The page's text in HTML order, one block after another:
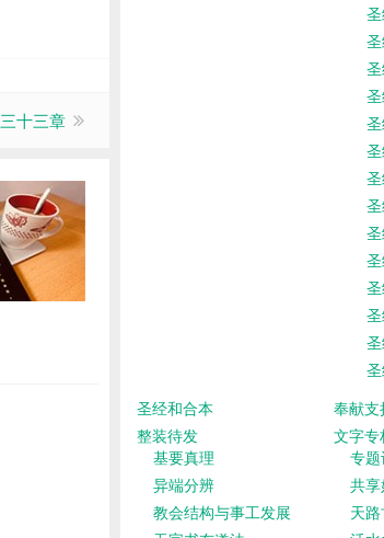
十三章
圣经和合本
奉献支
整装待发
基要真理
异端分辨
教会结构与事工发展
文字专
专
共
天